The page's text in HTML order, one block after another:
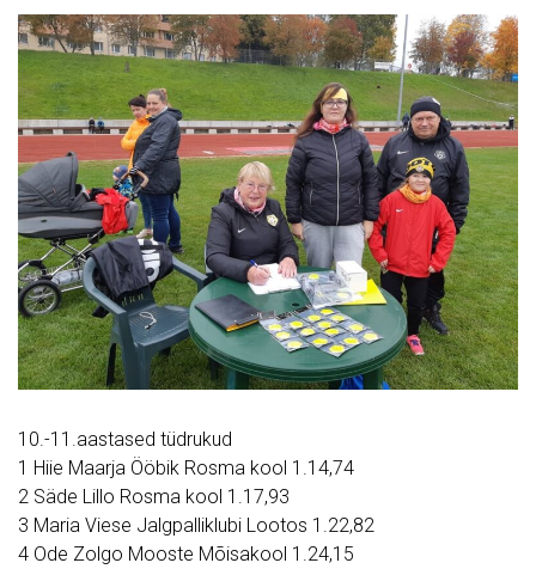
10.-11.aastased tüdrukud
1 Hiie Maarja Ööbik Rosma kool 1.14,74
2 Säde Lillo Rosma kool 1.17,93
3 Maria Viese Jalgpalliklubi Lootos 1.22,82
4 Ode Zolgo Mooste Mõisakool 1.24,15